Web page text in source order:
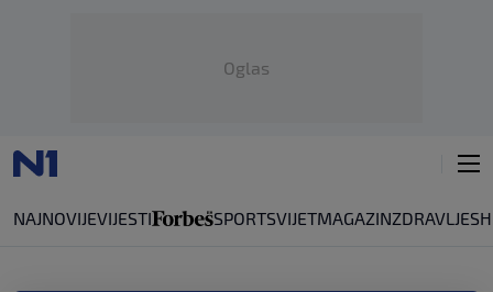
Oglas
NAJNOVIJEVIJESTI SPORTSVIJETMAGAZINZDRAVLJE